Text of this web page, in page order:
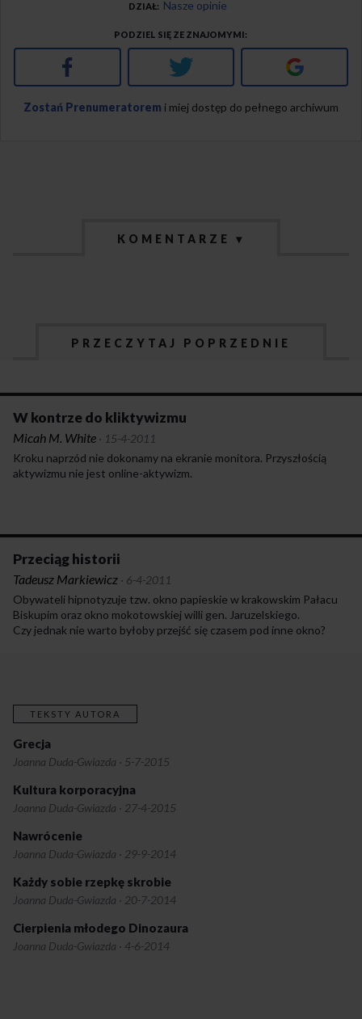
DZIAŁ Nasze opinie
PODZIEL SIĘ ZE ZNAJOMYMI
Facebook Twitter Google+
Zostań Prenumeratorem i miej dostęp do pełnego archiwum
KOMENTARZE ▾
PRZECZYTAJ POPRZEDNIE
W kontrze do kliktywizmu
Micah M. White · 15-4-2011
Kroku naprzód nie dokonamy na ekranie monitora. Przyszłością
aktywizmu nie jest online-aktywizm.
Przeciąg historii
Tadeusz Markiewicz · 6-4-2011
Obywateli hipnotyzuje tzw. okno papieskie w krakowskim Pałacu
Biskupim oraz okno mokotowskiej willi gen. Jaruzelskiego.
Czy jednak nie warto byłoby przejść się czasem pod inne okno?
TEKSTY AUTORA
Grecja
Joanna Duda-Gwiazda · 5-7-2015
Kultura korporacyjna
Joanna Duda-Gwiazda · 27-4-2015
Nawrócenie
Joanna Duda-Gwiazda · 29-9-2014
Każdy sobie rzepkę skrobie
Joanna Duda-Gwiazda · 20-7-2014
Cierpienia młodego Dinozaura
Joanna Duda-Gwiazda · 4-6-2014